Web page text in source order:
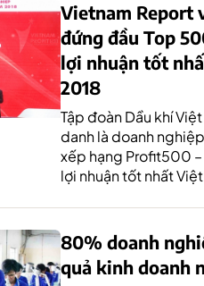
Vietnam Report
đứng đầu Top
lợi nhuận tốt
2018
Tập đoàn Dầu khí
danh là doanh
xếp hạng Profit500
lợi nhuận tốt nhất
80% doanh
quả kinh doanh